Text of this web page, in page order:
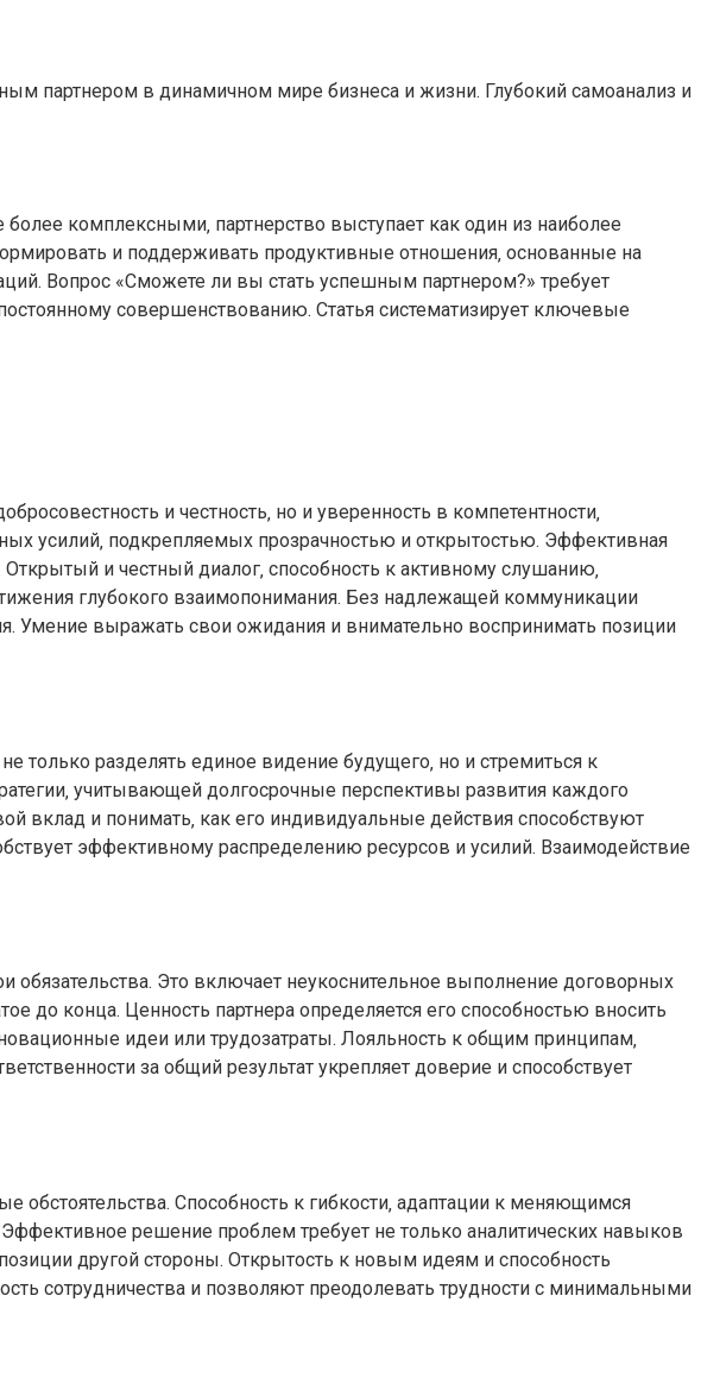
партнером в динамичном мире бизнеса и жизни. Глубокий самоанализ и
комплексными‚ партнерство выступает как один из наиболее
и поддерживать продуктивные отношения‚ основанные на
Вопрос «Сможете ли вы стать успешным партнером?» требует
совершенствованию. Статья систематизирует ключевые
и честность‚ но и уверенность в компетентности‚
усилий‚ подкрепляемых прозрачностью и открытостью. Эффективная
и честный диалог‚ способность к активному слушанию‚
глубокого взаимопонимания. Без надлежащей коммуникации
Умение выражать свои ожидания и внимательно воспринимать позиции
разделять единое видение будущего‚ но и стремиться к
учитывающей долгосрочные перспективы развития каждого
вклад и понимать‚ как его индивидуальные действия способствуют
эффективному распределению ресурсов и усилий. Взаимодействие
обязательства. Это включает неукоснительное выполнение договорных
до конца. Ценность партнера определяется его способностью вносить
идеи или трудозатраты. Лояльность к общим принципам‚
за общий результат укрепляет доверие и способствует
Способность к гибкости‚ адаптации к меняющимся
решение проблем требует не только аналитических навыков
другой стороны. Открытость к новым идеям и способность
сотрудничества и позволяют преодолевать трудности с минимальными